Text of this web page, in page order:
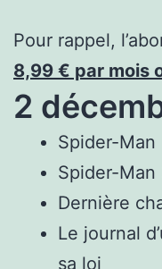
Pour rappel,
8,99 € par mois
2
Spider-Man
Spider-Man
Dernière
Le journal
sa loi